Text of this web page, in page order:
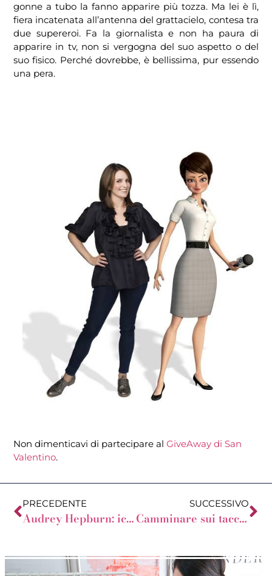
gonne a tubo la fanno apparire più tozza. Ma lei è lì,
fiera incatenata all’antenna del grattacielo, contesa tra
due supereroi. Fa la giornalista e non ha paura di
apparire in tv, non si vergogna del suo aspetto o del
suo fisico. Perché dovrebbe, è bellissima, pur essendo
una pera.
Non dimenticavi di partecipare al GiveAway di San
Valentino.
PRECEDENTE
Audrey Hepburn: icona rettangolo
SUCCESSIVO
Camminare sui tacchi